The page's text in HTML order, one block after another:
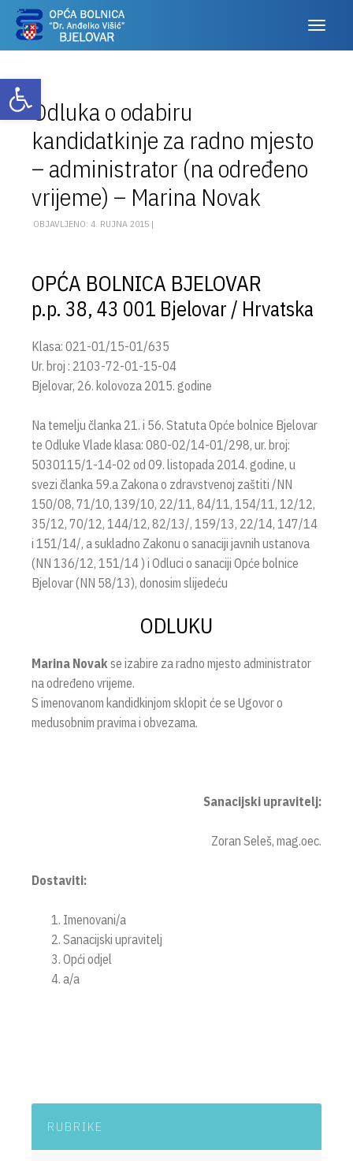
Otvori alatnu traku
Odluka o odabiru
kandidatkinje za radno mjesto
– administrator (na određeno
vrijeme) – Marina Novak
OBJAVLJENO: 4. RUJNA 2015 |
OPĆA BOLNICA BJELOVAR
p.p. 38, 43 001 Bjelovar / Hrvatska
Klasa: 021-01/15-01/635
Ur. broj : 2103-72-01-15-04
Bjelovar, 26. kolovoza 2015. godine
Na temelju članka 21. i 56. Statuta Opće bolnice Bjelovar
te Odluke Vlade klasa: 080-02/14-01/298, ur. broj:
5030115/1-14-02 od 09. listopada 2014. godine, u
svezi članka 59.a Zakona o zdravstvenoj zaštiti /NN
150/08, 71/10, 139/10, 22/11, 84/11, 154/11, 12/12,
35/12, 70/12, 144/12, 82/13/, 159/13, 22/14, 147/14
i 151/14/, a sukladno Zakonu o sanaciji javnih ustanova
(NN 136/12, 151/14 ) i Odluci o sanaciji Opće bolnice
Bjelovar (NN 58/13), donosim slijedeću
ODLUKU
Marina Novakse izabire za radno mjesto administrator
na određeno vrijeme.
S imenovanom kandidkinjom sklopit će se Ugovor o
medusobnim pravima i obvezama.
Sanacijski upravitelj:
Zoran Seleš, mag.oec.
Dostaviti:
Imenovani/a
Sanacijski upravitelj
Opći odjel
a/a
RUBRIKE